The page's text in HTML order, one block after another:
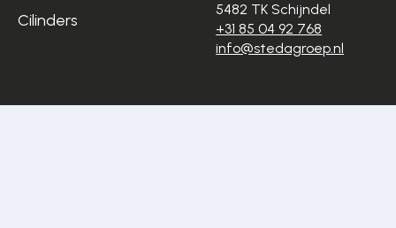
Cilinders
5482 TK Schijndel
+31 85 04 92 768
info@stedagroep.nl